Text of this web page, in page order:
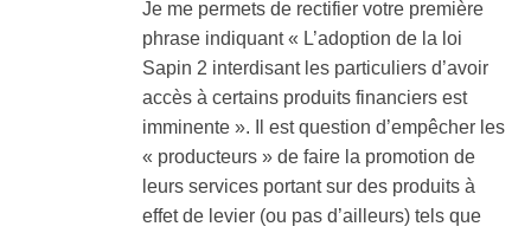
Je me permets de rectifier votre première
phrase indiquant « L’adoption de la loi
Sapin 2 interdisant les particuliers d’avoir
accès à certains produits financiers est
imminente ». Il est question d’empêcher les
« producteurs » de faire la promotion de
leurs services portant sur des produits à
effet de levier (ou pas d’ailleurs) tels que